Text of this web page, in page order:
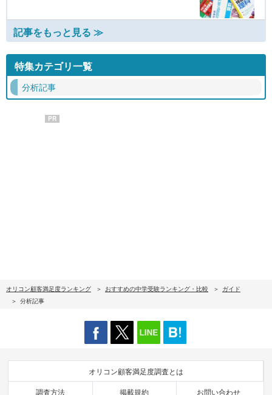
記事をもっと見る ≫
特集カテゴリ一覧
分析記事
PR
オリコン顧客満足度ランキング おすすめの中学受験ランキング・比較
ガイド
分析記事
オリコン顧客満足度調査とは
調査方法 掲載規約 お問い合わせ